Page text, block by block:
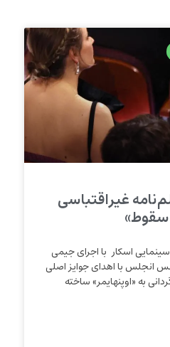
غیراقتباسی
سقوط»
اسکار با اجرای جیمی
انجلس با اهدای جوایز اصلی
به «اوپنهایمر» ساخته